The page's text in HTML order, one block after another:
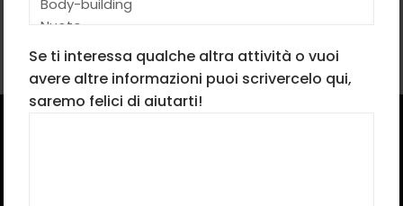
ancora più intenso dall’utilizzo della
fascia elastica e della kettlebell.
Se ti interessa qualche altra attività o vuoi
avere altre informazioni puoi scrivercelo qui,
saremo felici di aiutarti!